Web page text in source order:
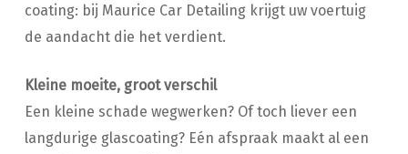
coating: bij Maurice Car Detailing krijgt uw voertuig
de aandacht die het verdient.
Kleine moeite, groot verschil
Een kleine schade wegwerken? Of toch liever een
langdurige glascoating? Eén afspraak maakt al een